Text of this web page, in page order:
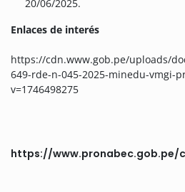
20/06/2025.
Enlaces de interés
https://cdn.www.gob.pe/uploads/
649-rde-n-045-2025-minedu-vmgi-
v=1746498275
https://